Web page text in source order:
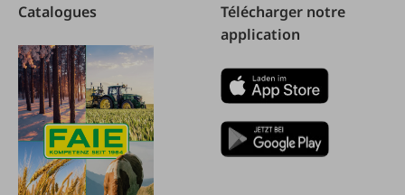
Catalogues
Télécharger notre
application